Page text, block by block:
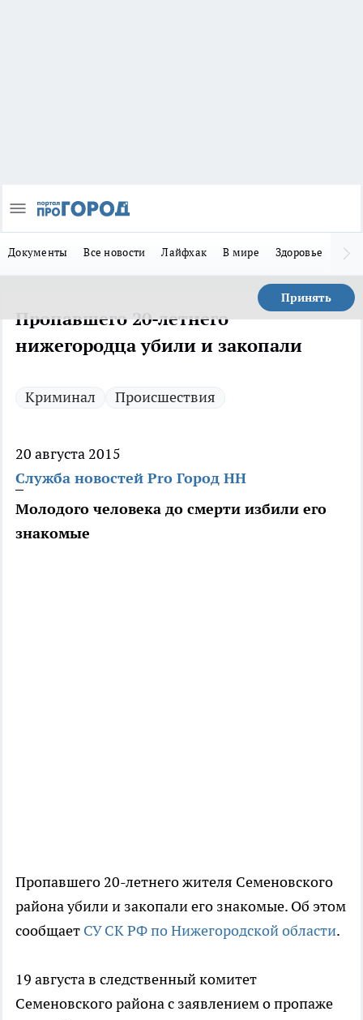
Документы Все новости Лайфхак В мире Здоровье
Принять
Пропавшего 20-летнего
нижегородца убили и закопали
Криминал Происшествия
20 августа 2015
Служба новостей Pro Город НН
Молодого человека до смерти избили его
знакомые
Пропавшего 20-летнего жителя Семеновского
района убили и закопали его знакомые. Об этом
сообщает СУ СК РФ по Нижегородской области.
19 августа в следственный комитет
Семеновского района с заявлением о пропаже